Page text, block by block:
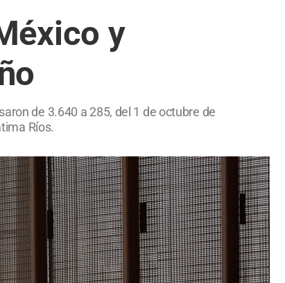
y
de 3.640 a 285, del 1 de octubre de
Ríos.